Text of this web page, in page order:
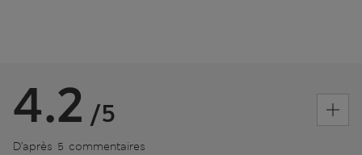
4.2 /5
D’après 5 commentaires